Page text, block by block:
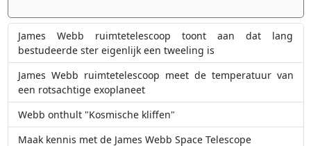
James Webb ruimtetelescoop toont aan dat lang
bestudeerde ster eigenlijk een tweeling is
James Webb ruimtetelescoop meet de temperatuur van
een rotsachtige exoplaneet
Webb onthult "Kosmische kliffen"
Maak kennis met de James Webb Space Telescope